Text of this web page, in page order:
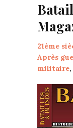
21ème
Après
militaire,